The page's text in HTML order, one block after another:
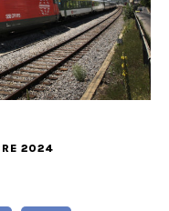
2024